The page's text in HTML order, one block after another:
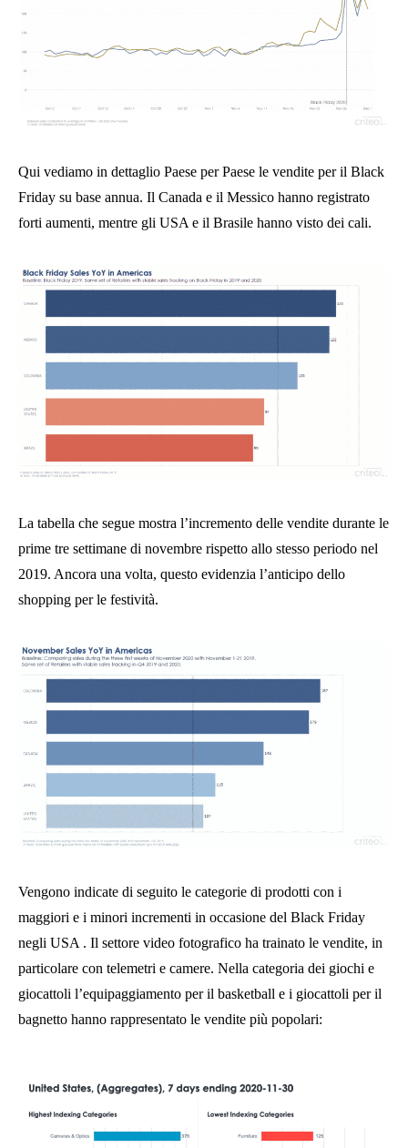
Qui vediamo in dettaglio Paese per Paese le vendite per il Black
Friday su base annua. Il Canada e il Messico hanno registrato
forti aumenti, mentre gli USA e il Brasile hanno visto dei cali.
La tabella che segue mostra l’incremento delle vendite durante le
prime tre settimane di novembre rispetto allo stesso periodo nel
2019. Ancora una volta, questo evidenzia l’anticipo dello
shopping per le festività.
Vengono indicate di seguito le categorie di prodotti con i
maggiori e i minori incrementi in occasione del Black Friday
negli USA . Il settore video fotografico ha trainato le vendite, in
particolare con telemetri e camere. Nella categoria dei giochi e
giocattoli l’equipaggiamento per il basketball e i giocattoli per il
bagnetto hanno rappresentato le vendite più popolari: